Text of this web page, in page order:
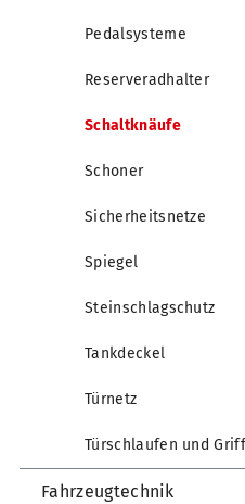
Pedalsysteme
Reserveradhalter
Schaltknäufe
Schoner
Sicherheitsnetze
Spiegel
Steinschlagschutz
Tankdeckel
Türnetz
Türschlaufen und
Fahrzeugtechnik